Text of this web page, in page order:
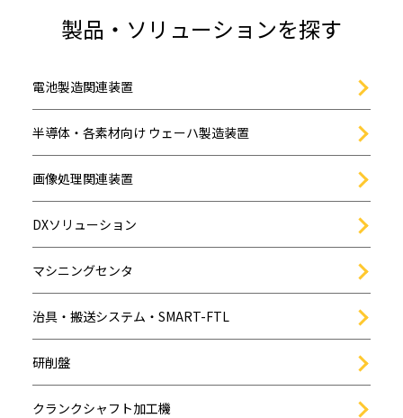
製品・ソリューションを探す
電池製造関連装置
半導体・各素材向け ウェーハ製造装置
画像処理関連装置
DXソリューション
マシニングセンタ
治具・搬送システム・SMART-FTL
研削盤
クランクシャフト加工機